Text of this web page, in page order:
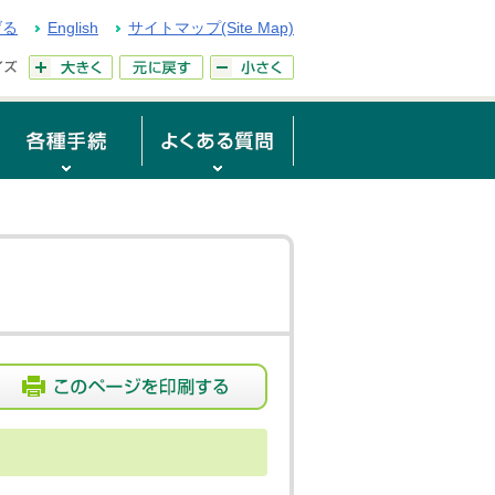
English サイトマップ(Site Map)